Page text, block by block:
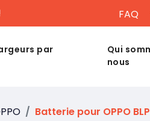
FAQ
par
Qui
nous
Batterie pour OPPO